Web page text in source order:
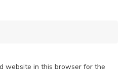
website in this browser for the